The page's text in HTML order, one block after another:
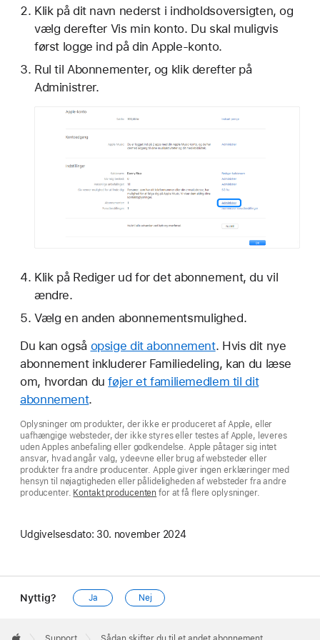
Klik på dit navn nederst i indholdsoversigten, og
vælg derefter Vis min konto. Du skal muligvis
først logge ind på din Apple-konto.
Rul til Abonnementer, og klik derefter på
Administrer.
Klik på Rediger ud for det abonnement, du vil
ændre.
Vælg en anden abonnementsmulighed.
Du kan også opsige dit abonnement. Hvis dit nye
abonnement inkluderer Familiedeling, kan du læse
om, hvordan duføjer et familiemedlem til dit
abonnement.
Oplysninger om produkter, der ikke er produceret af Apple, eller
uafhængige websteder, der ikke styres eller testes af Apple, leveres
uden Apples anbefaling eller godkendelse. Apple påtager sig intet
ansvar, hvad angår valg, ydeevne eller brug af websteder eller
produkter fra andre producenter. Apple giver ingen erklæringer med
hensyn til nøjagtigheden eller pålideligheden af websteder fra andre
producenter. Kontakt producenten for at få flere oplysninger.
Udgivelsesdato: 30. november 2024
Nyttig? Ja Nej
Footer
